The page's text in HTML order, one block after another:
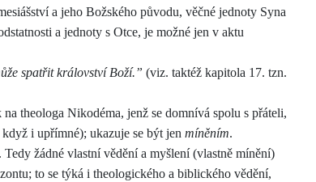
a jeho Božského původu, věčné jednoty Syna
a jednoty s Otce, je možné jen v aktu
spatřit království Boží.” (viz. taktéž kapitola 17. tzn.
theologa Nikodéma, jenž se domnívá spolu s přáteli,
i upřímné); ukazuje se být jen míněním.
žádné vlastní vědění a myšlení (vlastně mínění)
to se týká i theologického a biblického vědění,